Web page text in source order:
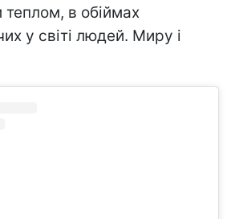
теплом, в обіймах
у світі людей. Миру і